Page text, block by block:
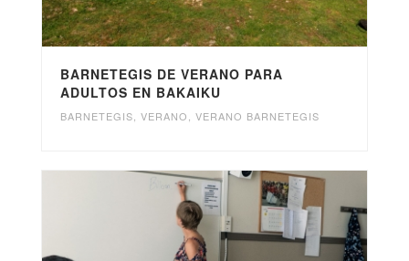
BARNETEGIS DE VERANO PARA
ADULTOS EN BAKAIKU
BARNETEGIS, VERANO, VERANO BARNETEGIS